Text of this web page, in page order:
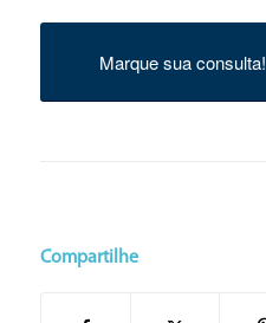
Marque sua consulta!
Compartilhe